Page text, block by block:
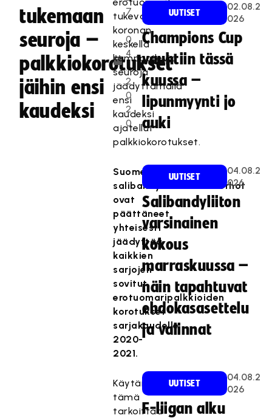
tukemaan
seuroja –
palkkiokorotukset
jäihin ensi
kaudeksi
7
.
0
4
.
2
0
2
0
tukevat
koronan
keskellä
kamppailevia
seuroja
jäädyttämällä
ensi
kaudeksi
ajatellut
palkkiokorotukset.
Suomen
salibandyerotuomarikerhot
ovat
päättäneet
yhteisesti
jäädyttää
kaikkien
sarjojen
sovitut
erotuomaripalkkioiden
korotukset
sarjakaudelle
2020-
2021.
Käytännössä
tämä
tarkoittaa
UUTISET
02.08.2
026
Champions Cup
vauhtiin tässä
kuussa –
lipunmyynti jo
auki
UUTISET
04.08.2
026
Salibandyliiton
varsinainen
kokous
marraskuussa –
näin tapahtuvat
ehdokasasettelu
ja valinnat
UUTISET
04.08.2
026
F-liigan alku